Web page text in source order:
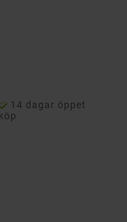
14 dagar öppet
köp